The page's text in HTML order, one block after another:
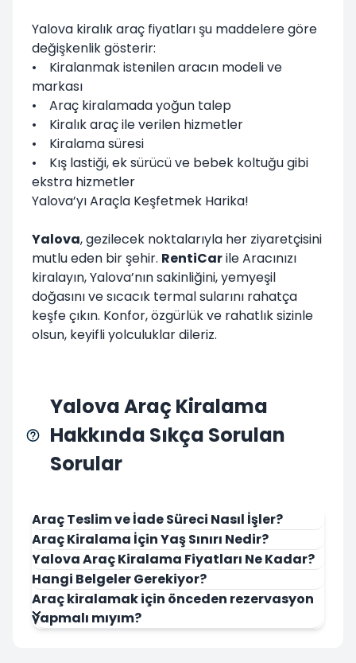
Yalova kiralık araç fiyatları şu maddelere göre
değişkenlik gösterir:
• Kiralanmak istenilen aracın modeli ve
markası
• Araç kiralamada yoğun talep
• Kiralık araç ile verilen hizmetler
• Kiralama süresi
• Kış lastiği, ek sürücü ve bebek koltuğu gibi
ekstra hizmetler
Yalova’yı Araçla Keşfetmek Harika!
Yalova,gezilecek noktalarıyla her ziyaretçisini
mutlu eden bir şehir. RentiCarile Aracınızı
kiralayın, Yalova’nın sakinliğini, yemyeşil
doğasını ve sıcacık termal sularını rahatça
keşfe çıkın. Konfor, özgürlük ve rahatlık sizinle
olsun, keyifli yolculuklar dileriz.
Yalova Araç Kiralama
Hakkında Sıkça Sorulan
Sorular
Araç Teslim ve İade Süreci Nasıl İşler?
Araç Kiralama İçin Yaş Sınırı Nedir?
Yalova Araç Kiralama Fiyatları Ne Kadar?
Hangi Belgeler Gerekiyor?
Araç kiralamak için önceden rezervasyon
yapmalı mıyım?